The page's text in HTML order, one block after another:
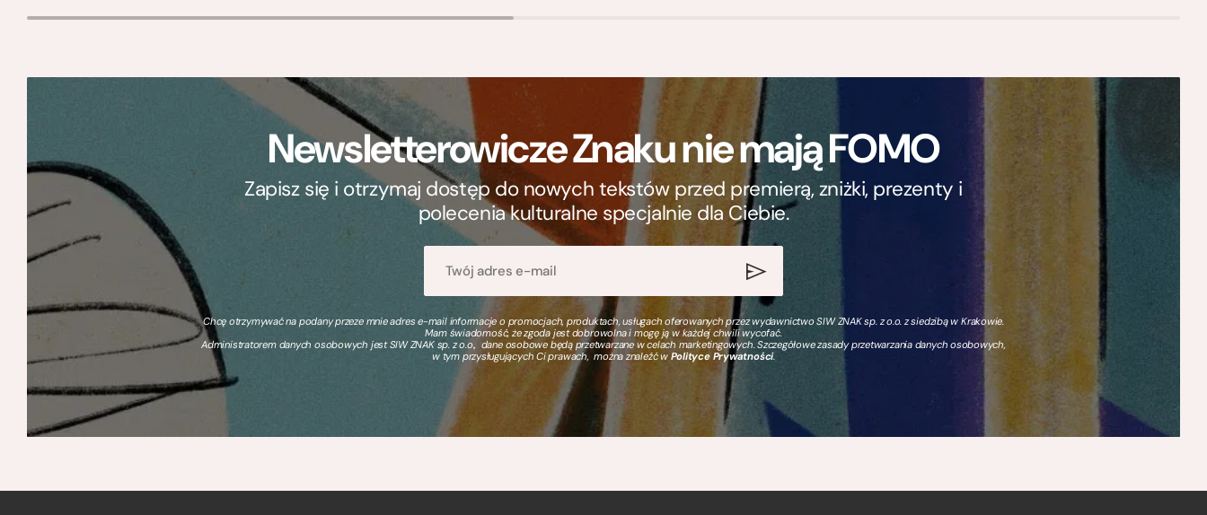
Newsletterowicze Znaku nie mają FOMO
Zapisz się i otrzymaj dostęp do nowych tekstów przed premierą, zniżki, prezenty i
polecenia kulturalne specjalnie dla Ciebie.
Chcę otrzymywać na podany przeze mnie adres e-mail informacje o promocjach, produktach, usługach oferowanych przez wydawnictwo SIW ZNAK sp. z o.o. z siedzibą w Krakowie.
Mam świadomość, że zgoda jest dobrowolna i mogę ją w każdej chwili wycofać.
Administratorem danych osobowych jest SIW ZNAK sp. z o.o., dane osobowe będą przetwarzane w celach marketingowych. Szczegółowe zasady przetwarzania danych osobowych,
w tym przysługujących Ci prawach, można znaleźć wPolityce Prywatności.